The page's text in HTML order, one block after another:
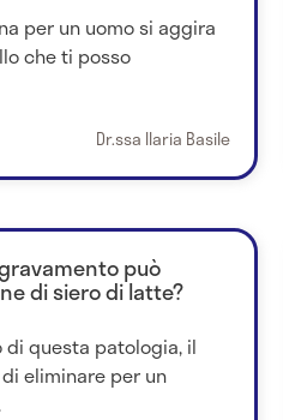
per un uomo si aggira
che ti posso
Dr.ssa Ilaria Basile
può
di siero di latte?
questa patologia, il
eliminare per un